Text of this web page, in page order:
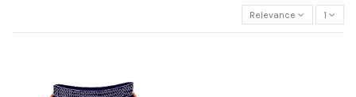
Relevance 1